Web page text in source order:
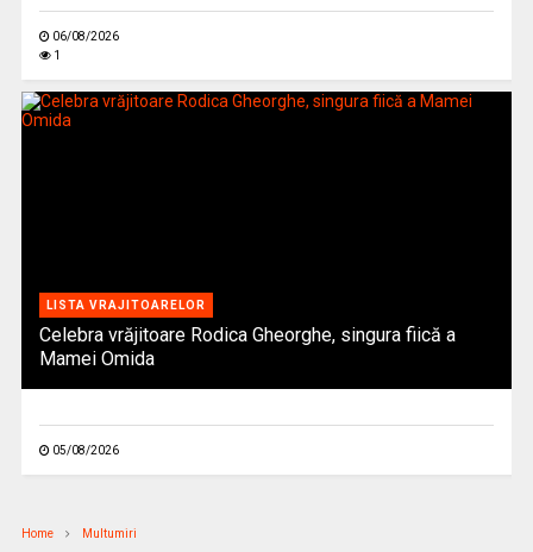
06/08/2026
1
LISTA VRAJITOARELOR
Celebra vrăjitoare Rodica Gheorghe, singura fiică a
Mamei Omida
05/08/2026
Home Multumiri